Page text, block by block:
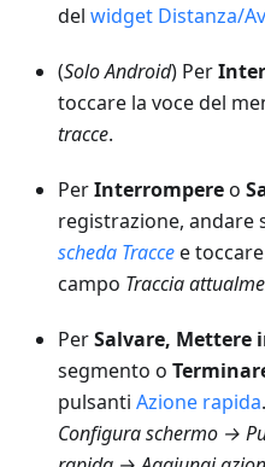
del widget Distanza/
(Solo Android) Per
toccare la voce del
tracce.
PerInterrompereo
registrazione, andare
scheda Traccee
campo Traccia
PerSalvare, Mettere
segmento o
pulsanti Azione rapida
Configura schermo →